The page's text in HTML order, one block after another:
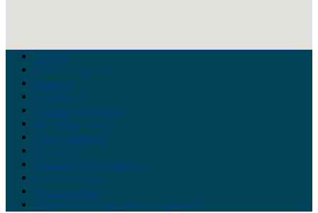
Главная
Война на Украине
Новости
Аналитика
Тайны Геополитики
Российские элиты
Теория заговора
Украина
Новый Мировой Порядок
Тайны истории
Обратная связь
Правила комментирования материалов